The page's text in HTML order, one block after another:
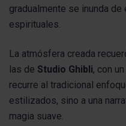
gradualmente se inunda
espirituales.
La atmósfera creada
las de Studio Ghibli, con
recurre al tradicional
estilizados, sino a una
magia suave.